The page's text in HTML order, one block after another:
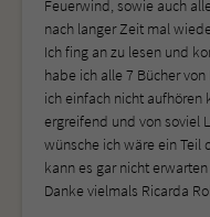
Feuerwind, sowie auch
nach langer Zeit mal
Ich fing an zu lesen und
habe ich alle 7 Bücher
ich einfach nicht aufhören
ergreifend und von soviel
wünsche ich wäre ein Teil
kann es gar nicht
Danke vielmals Ricarda